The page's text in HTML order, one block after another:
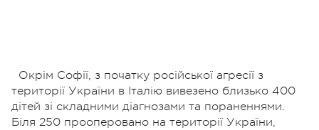
Окрім Софії, з початку російської агресії з
території України в Італію вивезено близько 400
дітей зі складними діагнозами та пораненнями.
Біля 250 прооперовано на території України,